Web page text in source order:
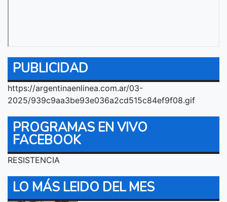
PUBLICIDAD
https://argentinaenlinea.com.ar/03-
2025/939c9aa3be93e036a2cd515c84ef9f08.gif
PROGRAMAS EN VIVO
FACEBOOK
RESISTENCIA
LO MÁS LEIDO DEL MES